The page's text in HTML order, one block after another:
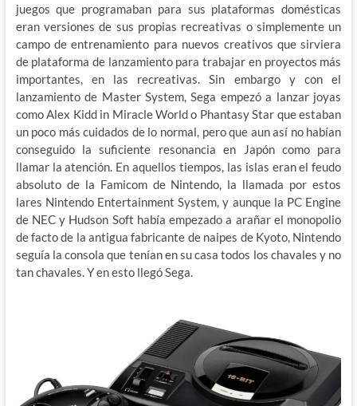
juegos que programaban para sus plataformas domésticas
eran versiones de sus propias recreativas o simplemente un
campo de entrenamiento para nuevos creativos que sirviera
de plataforma de lanzamiento para trabajar en proyectos más
importantes, en las recreativas. Sin embargo y con el
lanzamiento de Master System, Sega empezó a lanzar joyas
como Alex Kidd in Miracle World o Phantasy Star que estaban
un poco más cuidados de lo normal, pero que aun así no habían
conseguido la suficiente resonancia en Japón como para
llamar la atención. En aquellos tiempos, las islas eran el feudo
absoluto de la Famicom de Nintendo, la llamada por estos
lares Nintendo Entertainment System, y aunque la PC Engine
de NEC y Hudson Soft había empezado a arañar el monopolio
de facto de la antigua fabricante de naipes de Kyoto, Nintendo
seguía la consola que tenían en su casa todos los chavales y no
tan chavales. Y en esto llegó Sega.